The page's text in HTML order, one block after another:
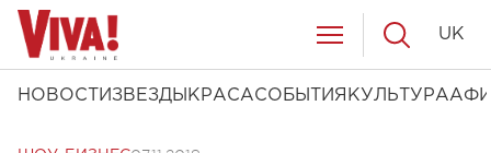
НОВОСТИ ЗВЕЗДЫ КРАСАСОБЫТИЯ КУЛЬТУРА
UK